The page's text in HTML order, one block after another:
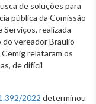
de soluções para
pública da Comissão
realizada
vereador Braulio
relataram os
de difícil
2022 determinou